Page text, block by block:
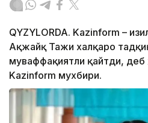
QYZYLORDA. Kazinform –
Ақжайқ Тажи халқаро
муваффақиятли қайтди, деб
Kazinform мухбири.